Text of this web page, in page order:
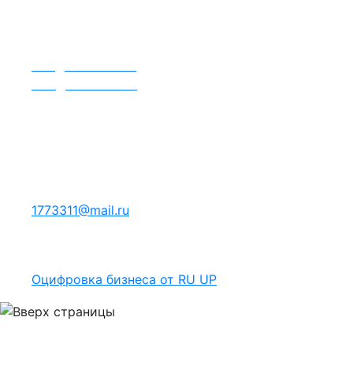
1773311@mail.ru
Оцифровка бизнеса от RU UP